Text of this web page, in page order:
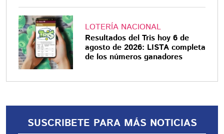
LOTERÍA NACIONAL
Resultados del Tris hoy 6 de
agosto de 2026: LISTA completa
de los números ganadores
SUSCRIBETE PARA MÁS NOTICIAS